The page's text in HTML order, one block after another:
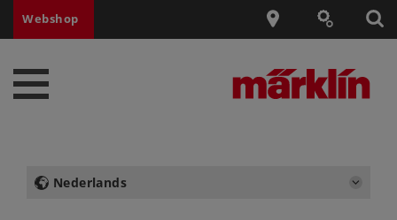
Webshop
Nederlands